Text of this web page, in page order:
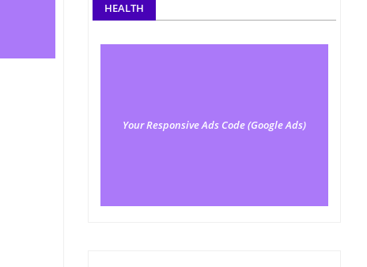
HEALTH
Your Responsive Ads Code (Google Ads)